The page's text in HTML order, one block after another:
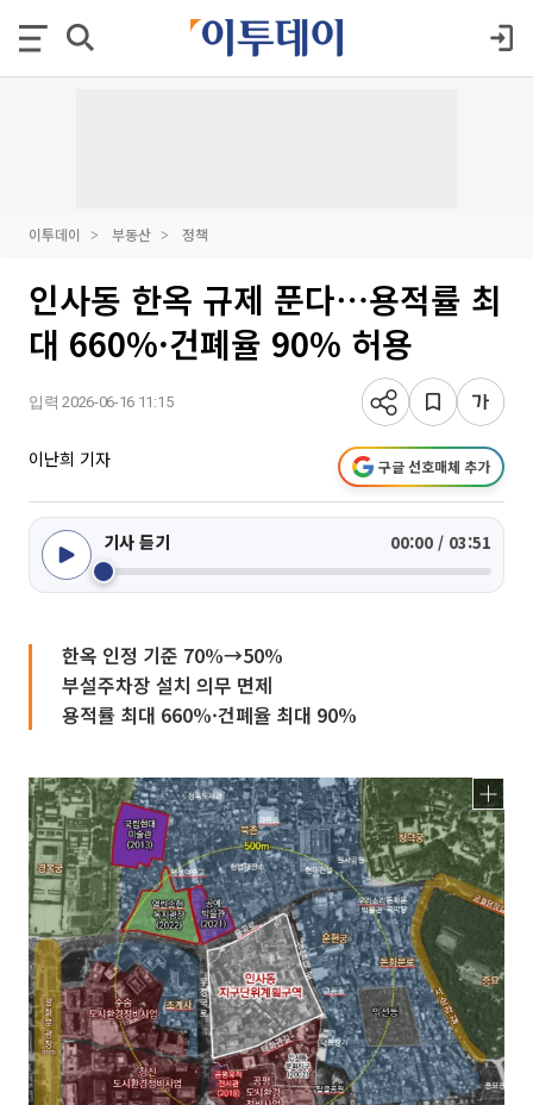
이투데이 부동산 정책
인사동 한옥 규제 푼다⋯용적률 최
대 660%·건폐율 90% 허용
입력 2026-06-16 11:15
이난희 기자 구글 선호매체 추가
기사 듣기 00:00 / 03:51
한옥 인정 기준 70%→50%
부설주차장 설치 의무 면제
용적률 최대 660%·건폐율 최대 90%